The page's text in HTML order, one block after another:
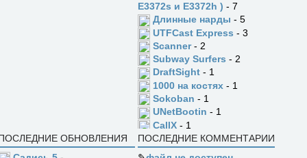
E3372s и E3372h ) - 7
Длинные нарды - 5
UTFCast Express - 3
Scanner- 2
Subway Surfers - 2
DraftSight - 1
1000 на костях - 1
Sokoban - 1
UNetBootin - 1
CallX - 1
ОБНОВЛЕНИЯ
ПОСЛЕДНИЕ КОММЕНТАРИИ